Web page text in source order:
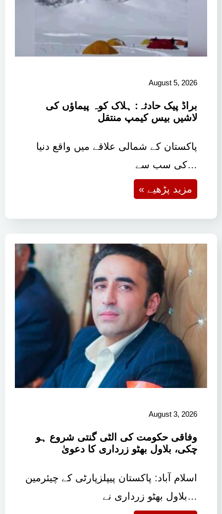
August 5, 2026
براڈ پیک حادثہ: ہلاک کوہ پیماؤں کی
لاشیں بیس کیمپ منتقل
پاکستان کے شمالی علاقے میں واقع دنیا
کی سب سے…
« مزید پڑھیے
August 3, 2026
وفاقی حکومت کی الٹی گنتی شروع ہو
چکی، بلاول بھٹو زرداری کا دعویٰ
اسلام آباد: پاکستان پیپلزپارٹی کے چیئرمین
بلاول بھٹو زرداری نے…